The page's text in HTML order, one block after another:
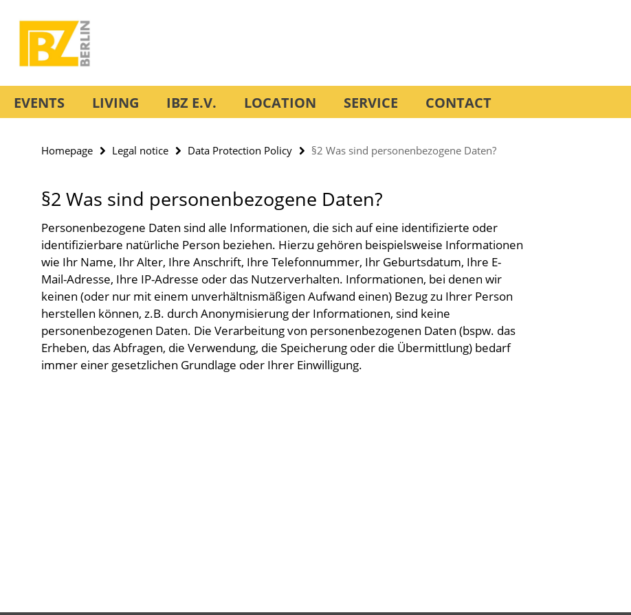
direkt
Service
Navigation
EVENTS LIVING IBZ E.V. LOCATION SERVICE CONTACT
Homepage Legal notice Data Protection Policy §2 Was sind personenbezogene Daten?
§2 Was sind personenbezogene Daten?
Personenbezogene Daten sind alle Informationen, die sich auf eine identifizierte oder
identifizierbare natürliche Person beziehen. Hierzu gehören beispielsweise Informationen
wie Ihr Name, Ihr Alter, Ihre Anschrift, Ihre Telefonnummer, Ihr Geburtsdatum, Ihre E-
Mail-Adresse, Ihre IP-Adresse oder das Nutzerverhalten. Informationen, bei denen wir
keinen (oder nur mit einem unverhältnismäßigen Aufwand einen) Bezug zu Ihrer Person
herstellen können, z.B. durch Anonymisierung der Informationen, sind keine
personenbezogenen Daten. Die Verarbeitung von personenbezogenen Daten (bspw. das
Erheben, das Abfragen, die Verwendung, die Speicherung oder die Übermittlung) bedarf
immer einer gesetzlichen Grundlage oder Ihrer Einwilligung.